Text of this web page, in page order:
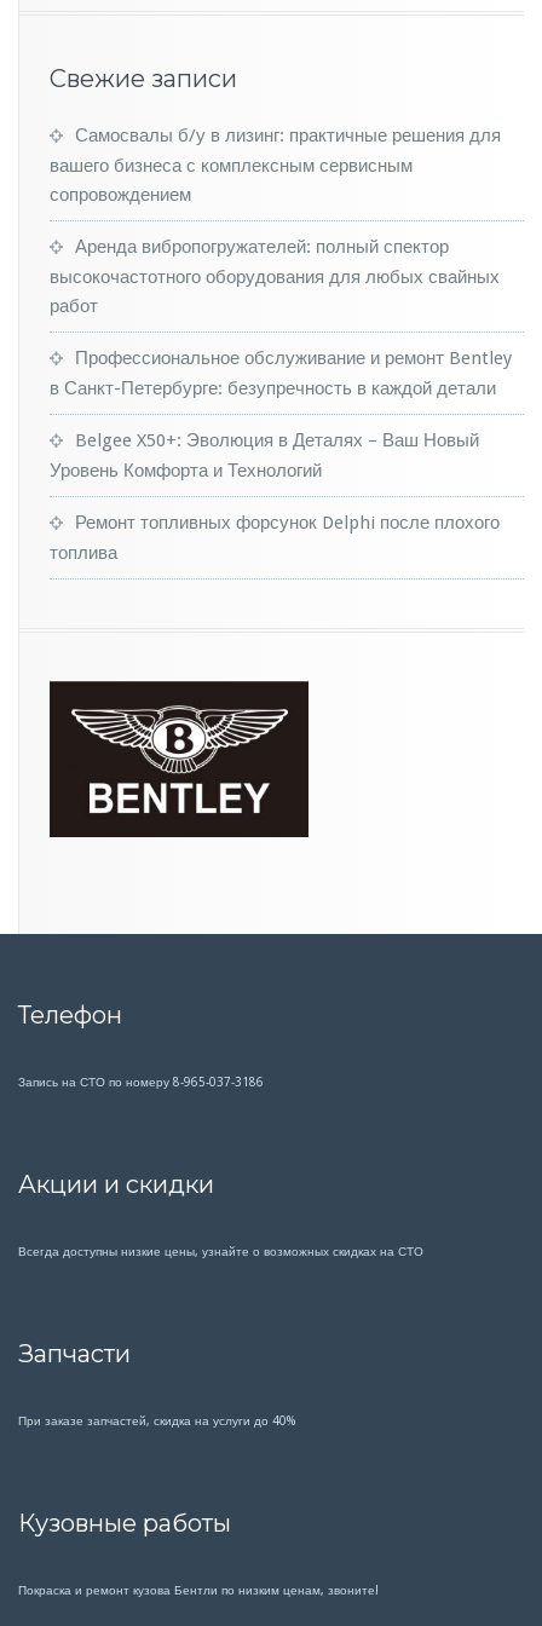
и
п
з
в
о
т
о
Свежие записи
Самосвалы б/у в лизинг: практичные решения для
вашего бизнеса с комплексным сервисным
сопровождением
Аренда вибропогружателей: полный спектор
высокочастотного оборудования для любых свайных
работ
Профессиональное обслуживание и ремонт Bentley
в Санкт-Петербурге: безупречность в каждой детали
Belgee X50+: Эволюция в Деталях – Ваш Новый
Уровень Комфорта и Технологий
Ремонт топливных форсунок Delphi после плохого
топлива
Телефон
Запись на СТО по номеру 8-965-037-3186
Акции и скидки
Всегда доступны низкие цены, узнайте о возможных скидках на СТО
Запчасти
При заказе запчастей, скидка на услуги до 40%
Кузовные работы
Покраска и ремонт кузова Бентли по низким ценам, звоните!